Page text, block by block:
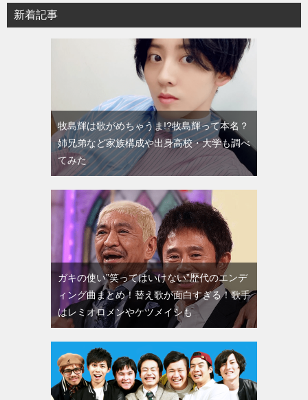
新着記事
牧島輝は歌がめちゃうま!?牧島輝って本名？
姉兄弟など家族構成や出身高校・大学も調べ
てみた
ガキの使い”笑ってはいけない”歴代のエンデ
ィング曲まとめ！替え歌が面白すぎる！歌手
はレミオロメンやケツメイシも